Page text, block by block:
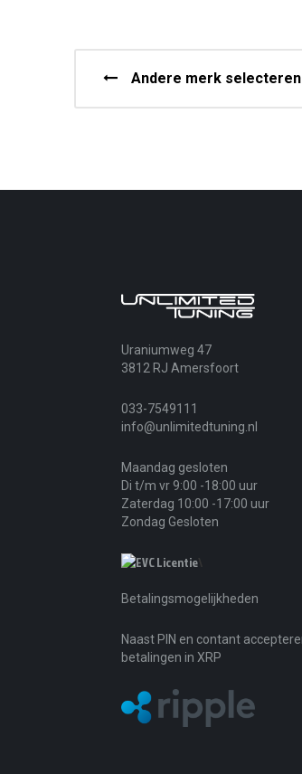
Andere merk selecteren
Uraniumweg 47
3812 RJ Amersfoort
033-7549111
info@unlimitedtuning.nl
Maandag gesloten
Di t/m vr 9:00 -18:00 uur
Zaterdag 10:00 -17:00 uur
Zondag Gesloten
Betalingsmogelijkheden
Naast PIN en contant accepteren wij ook
betalingen in XRP